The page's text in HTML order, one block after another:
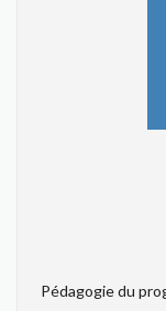
Pédagogie du